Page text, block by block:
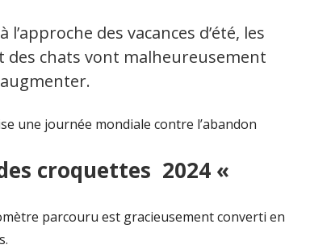
des vacances d’été, les
des chats vont malheureusement
augmenter.
une journée mondiale contre l’abandon
croquettes 2024 «
parcouru est gracieusement converti en